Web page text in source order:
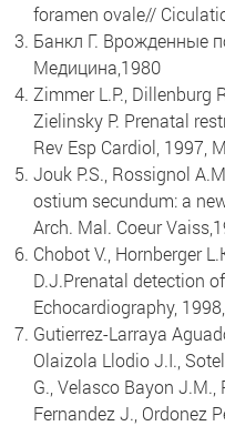
foramen ovale//
Банкл Г. Врожденные
Медицина,1980
Zimmer L.P., Dillenburg
Zielinsky P. Prenatal
Rev Esp Cardiol, 1997,
Jouk P.S., Rossignol
ostium secundum: a
Arch. Mal. Coeur
Chobot V., Hornberger
D.J.Prenatal detection
Echocardiography,
Gutierrez-Larraya
Olaizola Llodio J.I.,
G., Velasco Bayon J.M.,
Fernandez J., Ordonez